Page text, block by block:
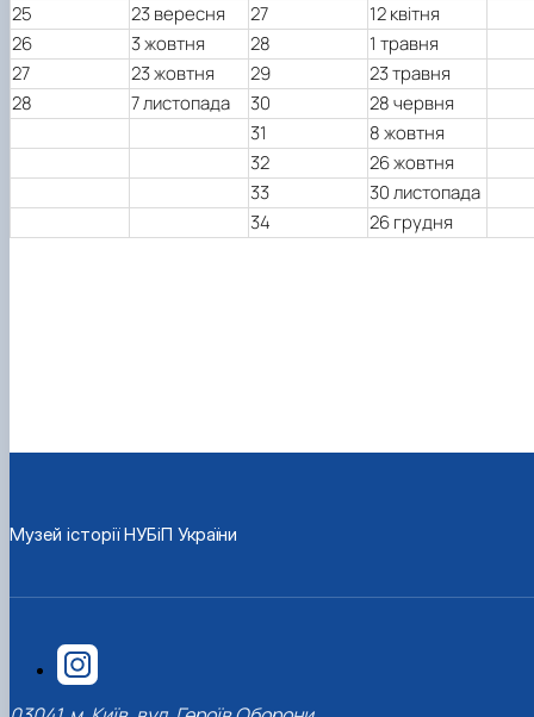
25
23 вересня 27
12 квітня
26
3 жовтня 28
1 травня
27
23 жовтня 29
23 травня
28
7 листопада 30
28 червня
31
8 жовтня
32
26 жовтня
33
30 листопада
34
26 грудня
Музей історії НУБіП України